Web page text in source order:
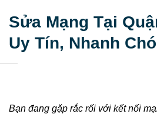
Sửa Mạng Tại
Uy Tín, Nhanh
Bạn đang gặp rắc rối với kết nối